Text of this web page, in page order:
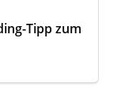
Tipp zum